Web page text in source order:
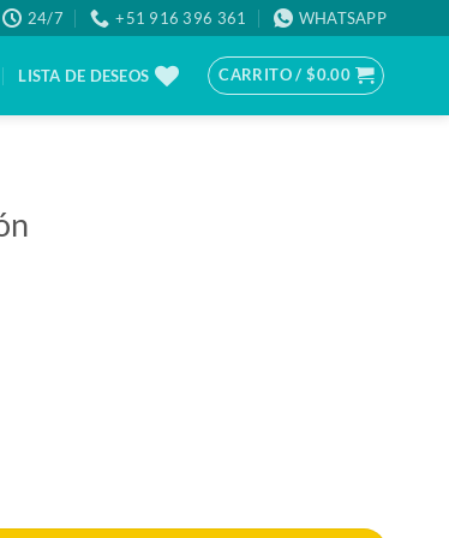
24/7 +51 916 396 361 WHATSAPP
LISTA DE DESEOS CARRITO /$0.00